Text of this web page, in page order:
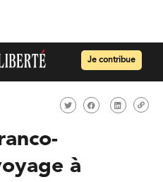
Je contribue
à